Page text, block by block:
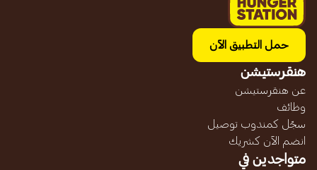
حمل التطبيق الآن
هنقرستيشن
عن هنقرستيشن
وظائف
سجّل كمندوب توصيل
انضم الآن كشريك
متواجدين في